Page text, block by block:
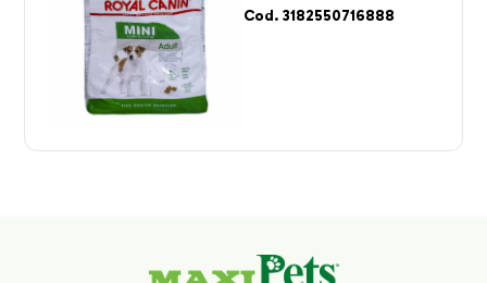
Cod. 3182550716888